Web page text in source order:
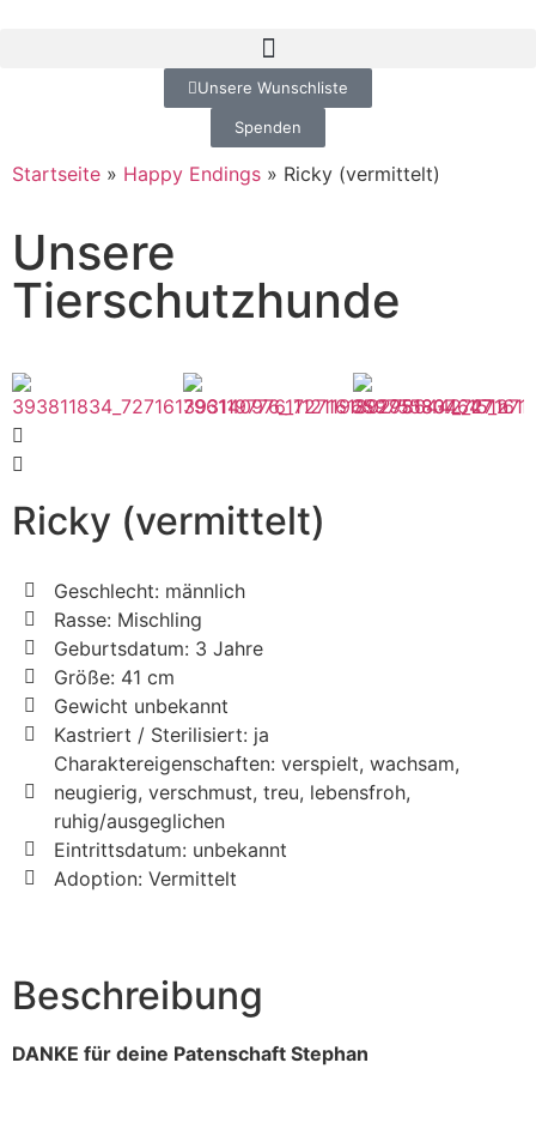
Unsere Wunschliste
Spenden
Startseite » Happy Endings » Ricky (vermittelt)
Unsere
Tierschutzhunde
Ricky (vermittelt)
Geschlecht: männlich
Rasse: Mischling
Geburtsdatum: 3 Jahre
Größe: 41 cm
Gewicht unbekannt
Kastriert / Sterilisiert: ja
Charaktereigenschaften: verspielt, wachsam,
neugierig, verschmust, treu, lebensfroh,
ruhig/ausgeglichen
Eintrittsdatum: unbekannt
Adoption: Vermittelt
Beschreibung
DANKE für deine Patenschaft Stephan